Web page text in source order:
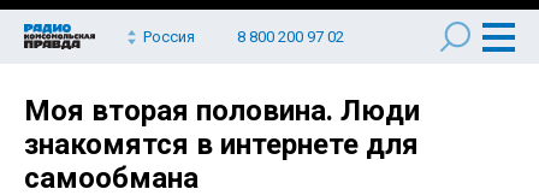
Россия 8 800 200 97 02
Моя вторая половина. Люди
знакомятся в интернете для
самообмана